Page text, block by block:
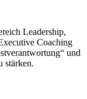
Leadership,
Coaching
und
stärken.